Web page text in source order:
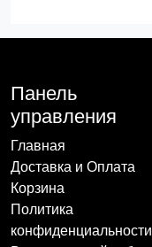
Панель
управления
Главная
Доставка и Оплата
Корзина
Политика
конфиденциальности